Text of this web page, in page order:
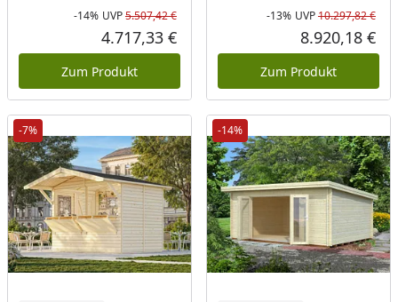
Rabatt in Prozent
-14%
Ursprünglicher Preis
UVP5.507,42 €
Aktueller Preis
4.717,33 €
Zum Produkt
-13% UVP10.297,82 €
8.920,18 €
Zum Produkt
-7% -14%